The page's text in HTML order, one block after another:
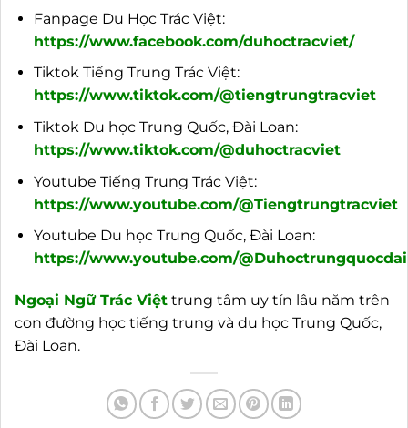
Fanpage Du Học Trác Việt:
https://www.facebook.com/duhoctracviet/
Tiktok Tiếng Trung Trác Việt:
https://www.tiktok.com/@tiengtrungtracviet
Tiktok Du học Trung Quốc, Đài Loan:
https://www.tiktok.com/@duhoctracviet
Youtube Tiếng Trung Trác Việt:
https://www.youtube.com/@Tiengtrungtracviet
Youtube Du học Trung Quốc, Đài Loan:
https://www.youtube.com/
Ngoại Ngữ Trác Việt trung tâm uy tín lâu năm trên
con đường học tiếng trung và du học Trung Quốc,
Đài Loan.